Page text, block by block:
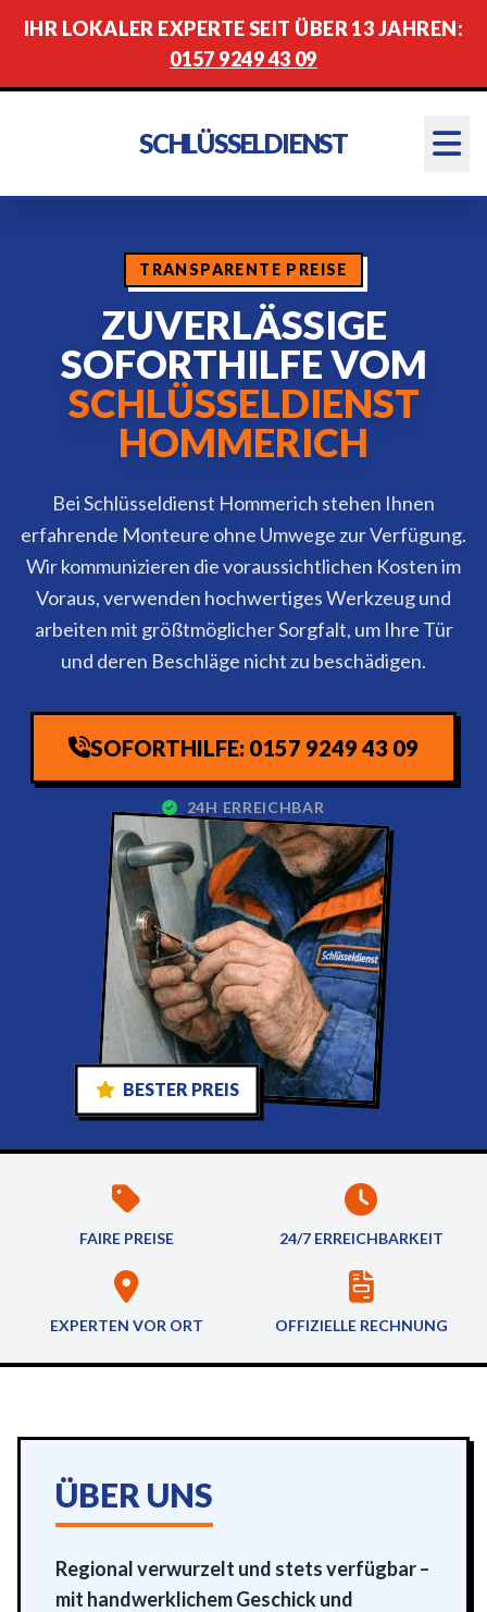
IHR LOKALER EXPERTE SEIT ÜBER 13 JAHREN:
0157 9249 43 09
SCHLÜSSELDIENST
TRANSPARENTE PREISE
ZUVERLÄSSIGE
SOFORTHILFE VOM
SCHLÜSSELDIENST
HOMMERICH
Bei Schlüsseldienst Hommerich stehen Ihnen
erfahrende Monteure ohne Umwege zur Verfügung.
Wir kommunizieren die voraussichtlichen Kosten im
Voraus, verwenden hochwertiges Werkzeug und
arbeiten mit größtmöglicher Sorgfalt, um Ihre Tür
und deren Beschläge nicht zu beschädigen.
SOFORTHILFE: 0157 9249 43 09
24H ERREICHBAR
BESTER PREIS
FAIRE PREISE 24/7 ERREICHBARKEIT
EXPERTEN VOR ORT OFFIZIELLE RECHNUNG
ÜBER UNS
Regional verwurzelt und stets verfügbar –
mit handwerklichem Geschick und